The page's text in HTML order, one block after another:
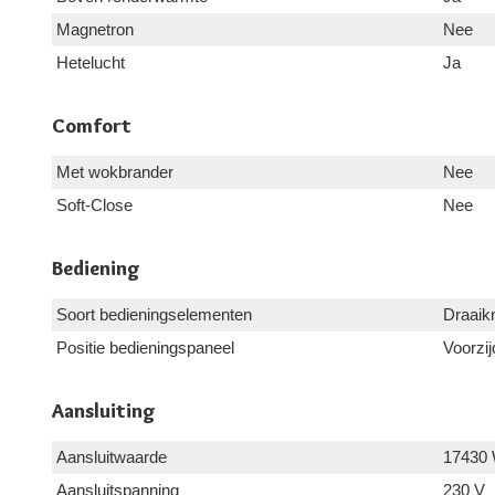
Magnetron
Nee
Hetelucht
Ja
Comfort
Met wokbrander
Nee
Soft-Close
Nee
Bediening
Soort bedieningselementen
Positie bedieningspaneel
Aansluiting
Aansluitwaarde
17430
Aansluitspanning
230 V